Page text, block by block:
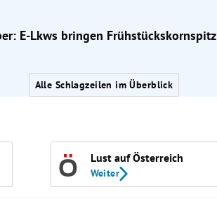
E-Lkws bringen Frühstückskornspitz
Alle Schlagzeilen im Überblick
Lust auf Österreich
Weiter